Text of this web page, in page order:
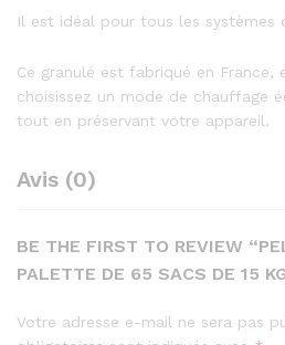
Il est idéal pour tous les systèmes
Ce granulé est fabriqué en France,
choisissez un mode de chauffage
tout en préservant votre appareil.
Avis (0)
BE THE FIRST TO REVIEW
PALETTE DE 65 SACS DE 15
Votre adresse e-mail ne sera pas